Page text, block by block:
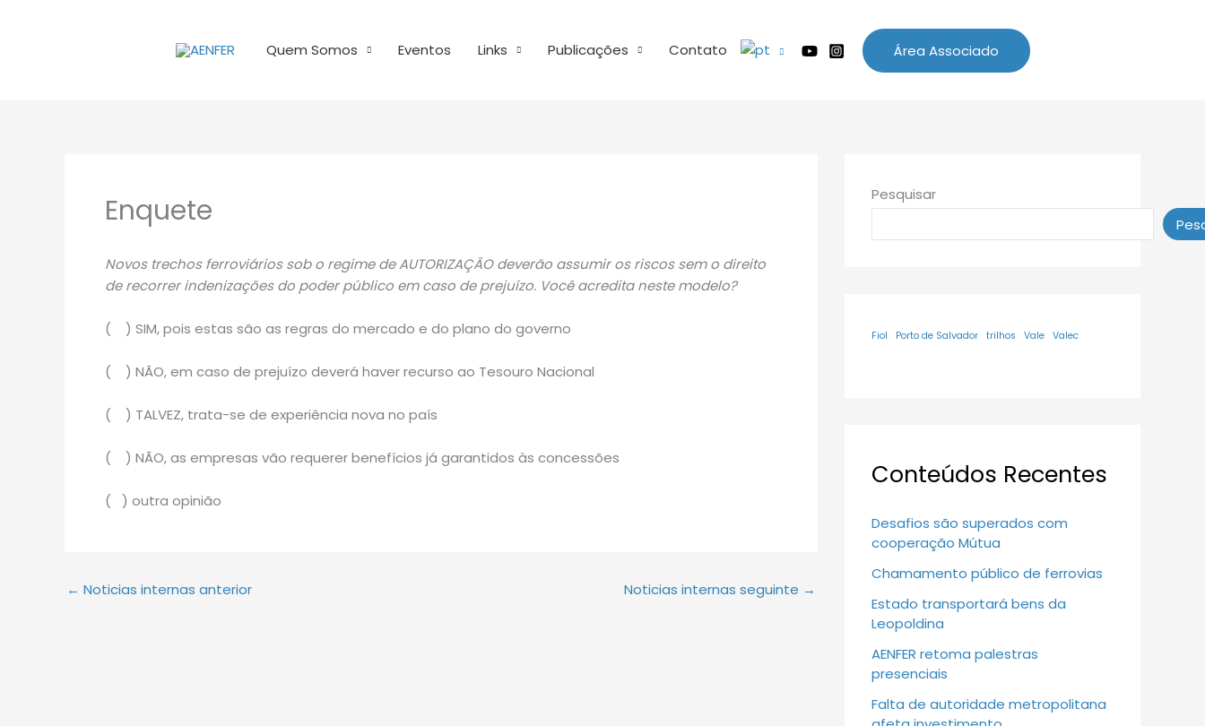
Quem Somos Eventos Links Publicações Contato Área Associado
Enquete
Novos trechos ferroviários sob o regime de AUTORIZAÇÃO deverão assumir os riscos sem o direito
de recorrer indenizações do poder público em caso de prejuízo. Você acredita neste modelo?
( ) SIM, pois estas são as regras do mercado e do plano do governo
( ) NÃO, em caso de prejuízo deverá haver recurso ao Tesouro Nacional
( ) TALVEZ, trata-se de experiência nova no país
( ) NÃO, as empresas vão requerer benefícios já garantidos às concessões
( ) outra opinião
← Noticias internas anterior Noticias internas seguinte →
Pesquisar
Fiol Porto de Salvador trilhos Vale Valec
Conteúdos Recentes
Desafios são superados com
cooperação Mútua
Chamamento público de ferrovias
Estado transportará bens da
Leopoldina
AENFER retoma palestras
presenciais
Falta de autoridade metropolitana